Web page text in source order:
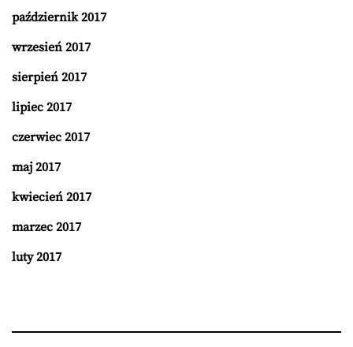
październik 2017
wrzesień 2017
sierpień 2017
lipiec 2017
czerwiec 2017
maj 2017
kwiecień 2017
marzec 2017
luty 2017